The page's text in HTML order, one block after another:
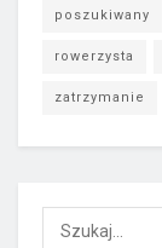
poszukiwany
rowerzysta
zatrzymanie